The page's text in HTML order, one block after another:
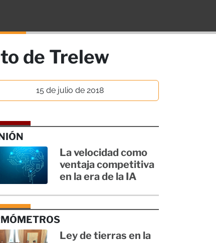
de Trelew
15 de julio de 2018
La velocidad como
ventaja competitiva
en la era de la IA
Ley de tierras en la